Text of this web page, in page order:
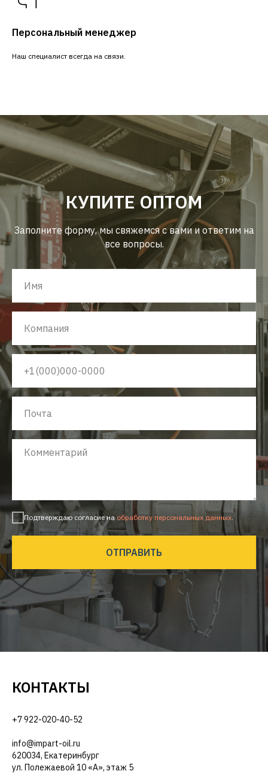
Персональный менеджер
Наш специалист всегда на связи.
КУПИТЕ ОПТОМ
Заполните форму, мы свяжемся с вами и ответим на
все вопросы.
Подтверждаю согласие на обработку персональных данных.
ОТПРАВИТЬ
КОНТАКТЫ
+7 922-020-40-52
info@impart-oil.ru
620034, Екатеринбург
ул. Полежаевой 10 «А», этаж 5